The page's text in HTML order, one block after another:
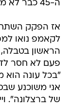
ה-45 כבר לא מדאיג אותי".
אז הפקק
לקאמפ נואו
הראשון
פעם לא חסר
אני משוכנע
של ברצלונה".